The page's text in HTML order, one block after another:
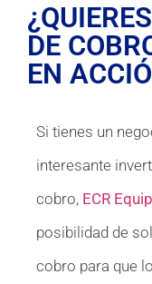
DE
EN
Si tienes un
interesante
cobro, ECR
posibilidad de
cobro para que